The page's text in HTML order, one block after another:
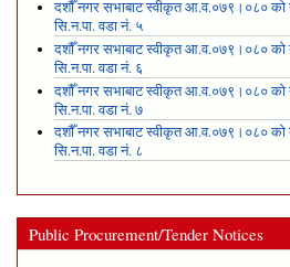
दशौँ नगर सभाबाट स्वीकृत आ.व.०७९।०८० को
सि.न.पा. वडा नं. ५
दशौँ नगर सभाबाट स्वीकृत आ.व.०७९।०८० को
सि.न.पा. वडा नं. ६
दशौँ नगर सभाबाट स्वीकृत आ.व.०७९।०८० को
सि.न.पा. वडा नं. ७
दशौँ नगर सभाबाट स्वीकृत आ.व.०७९।०८० को
सि.न.पा. वडा नं. ८
Public Procurement/Tender Notices